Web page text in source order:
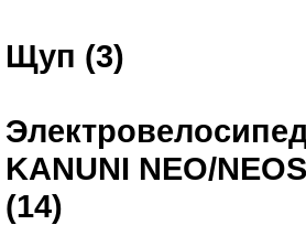
Щуп (3)
KANUNI NEO/NEOS
(14)